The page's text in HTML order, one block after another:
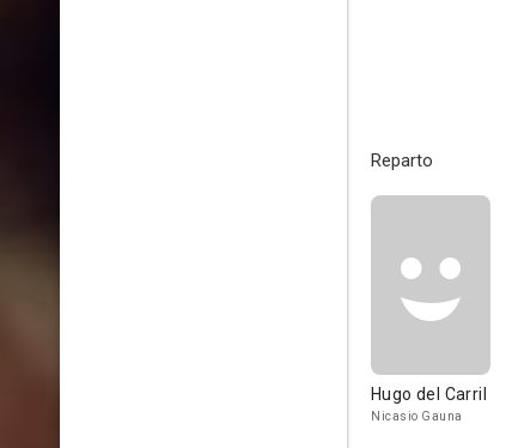
Reparto
Hugo del Carril
Nicasio Gauna